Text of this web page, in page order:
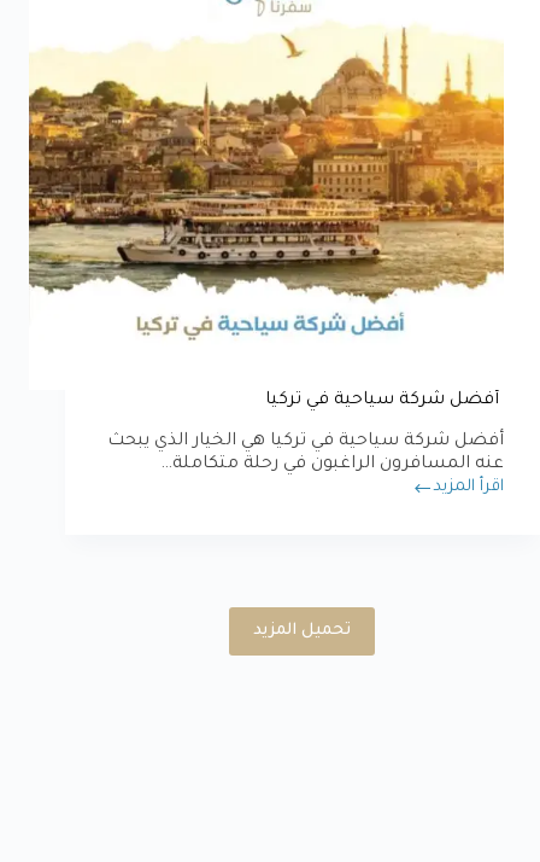
أفضل شركة سياحية في تركيا
أفضل شركة سياحية في تركيا هي الخيار الذي يبحث
عنه المسافرون الراغبون في رحلة متكاملة…
اقرأ المزيد
تحميل المزيد